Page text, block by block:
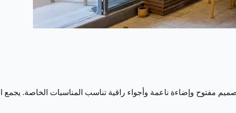
مفتوح وإضاءة ناعمة وأجواء راقية تناسب المناسبات الخاصة.